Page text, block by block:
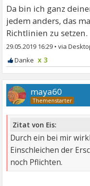
Da bin ich ganz
jedem anders, das
Richtlinien zu setzen.
29.05.2019 16:29 •
x 3
maya60
Zitat von Eis:
Durch ein bei mir
Einschleichen der
noch Pflichten.